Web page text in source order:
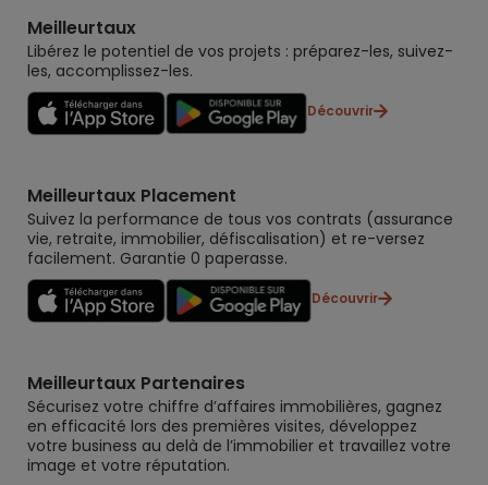
Meilleurtaux
Libérez le potentiel de vos projets : préparez-les, suivez-
les, accomplissez-les.
Découvrir
Meilleurtaux Placement
Suivez la performance de tous vos contrats (assurance
vie, retraite, immobilier, défiscalisation) et re-versez
facilement. Garantie 0 paperasse.
Découvrir
Meilleurtaux Partenaires
Sécurisez votre chiffre d’affaires immobilières, gagnez
en efficacité lors des premières visites, développez
votre business au delà de l’immobilier et travaillez votre
image et votre réputation.